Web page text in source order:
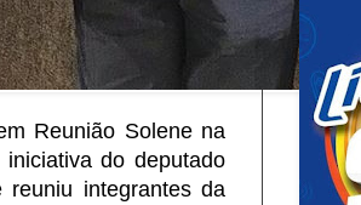
Reunião Solene na
do deputado
reuniu integrantes da